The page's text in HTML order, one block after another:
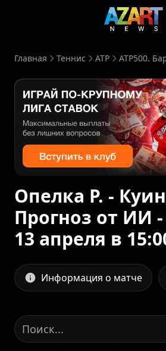
Главная Теннис ATP
Опелка Р. -
Прогноз от ИИ
13 апреля в
Информация о матче